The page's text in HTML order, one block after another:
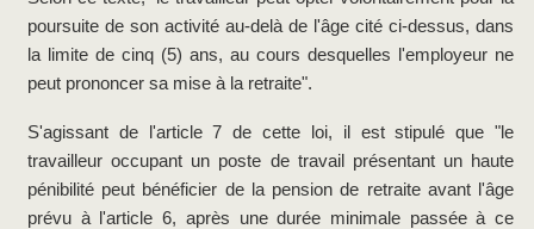
poursuite de son activité au-delà de l'âge cité ci-dessus, dans
la limite de cinq (5) ans, au cours desquelles l'employeur ne
peut prononcer sa mise à la retraite".
S'agissant de l'article 7 de cette loi, il est stipulé que "le
travailleur occupant un poste de travail présentant un haute
pénibilité peut bénéficier de la pension de retraite avant l'âge
prévu à l'article 6, après une durée minimale passée à ce